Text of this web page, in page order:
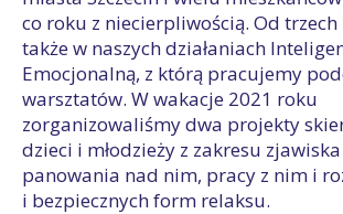
co roku z niecierpliwością. Od
także w naszych działaniach
Emocjonalną, z którą pracujemy
warsztatów. W wakacje 2021 roku
zorganizowaliśmy dwa projekty
dzieci i młodzieży z zakresu
panowania nad nim, pracy z nim i
i bezpiecznych form relaksu.